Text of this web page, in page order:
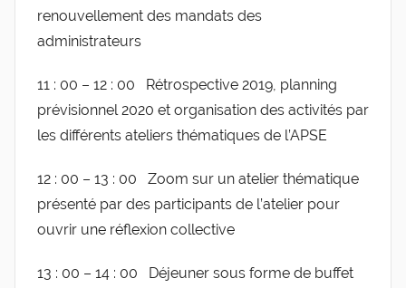
renouvellement des mandats des
administrateurs
11 : 00 – 12 : 00 Rétrospective 2019, planning
prévisionnel 2020 et organisation des activités par
les différents ateliers thématiques de l’APSE
12 : 00 – 13 : 00 Zoom sur un atelier thématique
présenté par des participants de l’atelier pour
ouvrir une réflexion collective
13 : 00 – 14 : 00 Déjeuner sous forme de buffet